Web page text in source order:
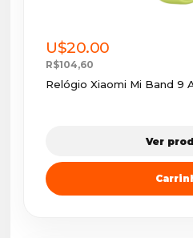
U$20.00
R$104,60
Relógio Xiaomi Mi Band 9
Ver